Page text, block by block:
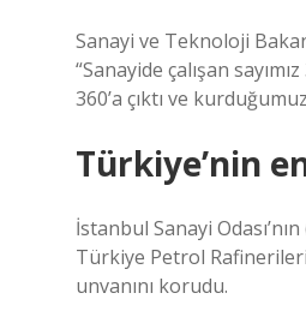
Sanayi ve Teknoloji
“Sanayide çalışan
360’a çıktı ve
Türkiye’nin
İstanbul Sanayi
Türkiye Petrol
unvanını korudu.